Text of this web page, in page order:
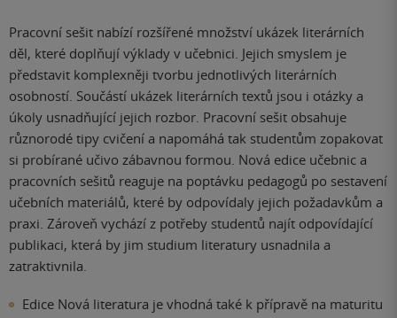
Pracovní sešit nabízí rozšířené množství ukázek literárních
děl, které doplňují výklady v učebnici. Jejich smyslem je
představit komplexněji tvorbu jednotlivých literárních
osobností. Součástí ukázek literárních textů jsou i otázky a
úkoly usnadňující jejich rozbor. Pracovní sešit obsahuje
různorodé tipy cvičení a napomáhá tak studentům zopakovat
si probírané učivo zábavnou formou. Nová edice učebnic a
pracovních sešitů reaguje na poptávku pedagogů po sestavení
učebních materiálů, které by odpovídaly jejich požadavkům a
praxi. Zároveň vychází z potřeby studentů najít odpovídající
publikaci, která by jim studium literatury usnadnila a
zatraktivnila.
Edice Nová literatura je vhodná také k přípravě na maturitu